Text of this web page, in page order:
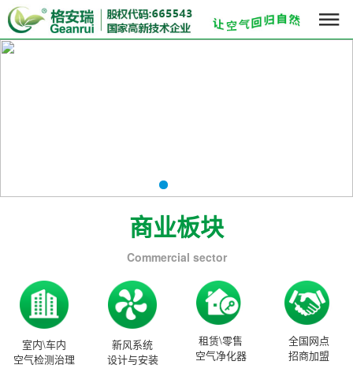

商业板块
Commercial sector
室内\车内
空气检测治理
新风系统
设计与安装
租赁\零售
空气净化器
全国网点
招商加盟